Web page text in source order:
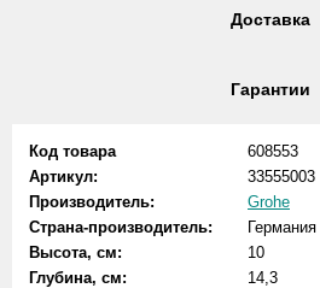
Доставка
Гарантии
Код товара
608553
Артикул:
Производитель:
Grohe
Страна-производитель:
Германия
Высота, см:
10
Глубина, см:
14,3